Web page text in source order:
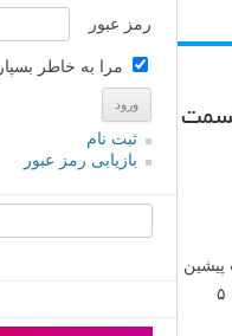
قسمت
پیشین
لنزک ۵ درسی که می توانستیم از استیو جابز برای برند عکاسی خود بگیریم را مطرح کردیم. امروز به ۵
رمز عبور
مرا به خاطر بسپار
ثبت نام
بازیابی رمز عبور